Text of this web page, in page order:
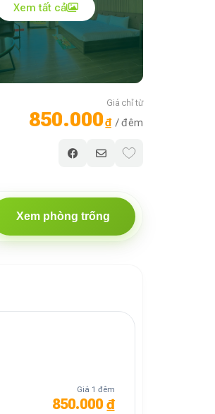
Xem tất cả
Giá chỉ từ
850.000₫ / đêm
Xem phòng trống
Giá 1 đêm
850.000 ₫